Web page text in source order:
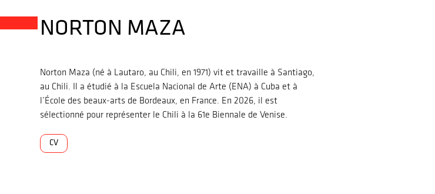
NORTON MAZA
Norton Maza (né à Lautaro, au Chili, en 1971) vit et travaille à Santiago,
au Chili. Il a étudié à la Escuela Nacional de Arte (ENA) à Cuba et à
l’École des beaux-arts de Bordeaux, en France. En 2026, il est
sélectionné pour représenter le Chili à la 61e Biennale de Venise.
CV